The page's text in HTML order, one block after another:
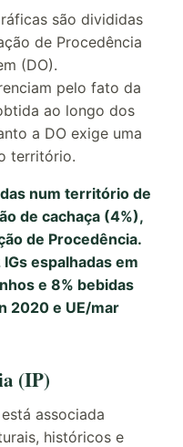
são divididas
de Procedência
(DO).
pelo fato da
ao longo dos
a DO exige uma
território.
num território de
de cachaça (4%),
de Procedência.
espalhadas em
e 8% bebidas
2020 e UE/mar
(IP)
associada
históricos e